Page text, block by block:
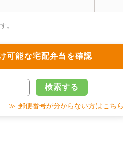
。
可能な宅配弁当を確認
検索する
≫ 郵便番号が分からない方はこちら